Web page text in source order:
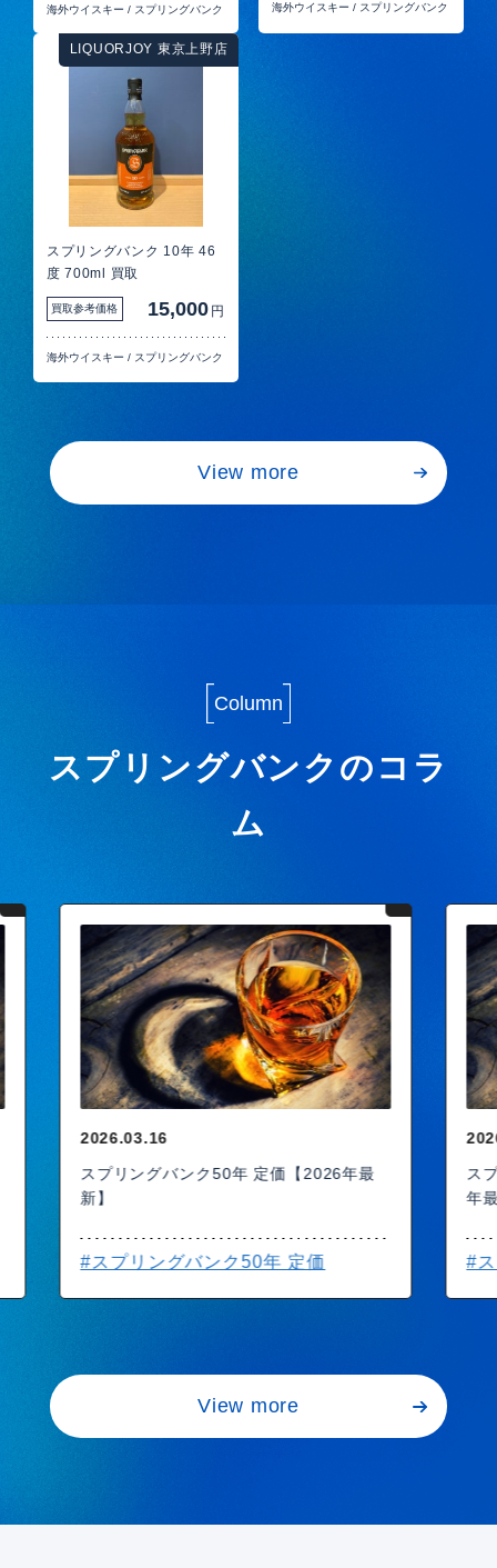
海外ウイスキー / スプリングバンク 海外ウイスキー / スプリングバンク
LIQUORJOY 東京上野店
スプリングバンク 10年 46
度 700ml 買取
買取参考価格 15,000 円
海外ウイスキー / スプリングバンク
View more
Column
スプリングバンクのコラ
ム
2026.03.16
スプリングバンク50年 価格推移【2026
年最新】
#スプリングバンク50年 価格推移
ス
年
#
View more